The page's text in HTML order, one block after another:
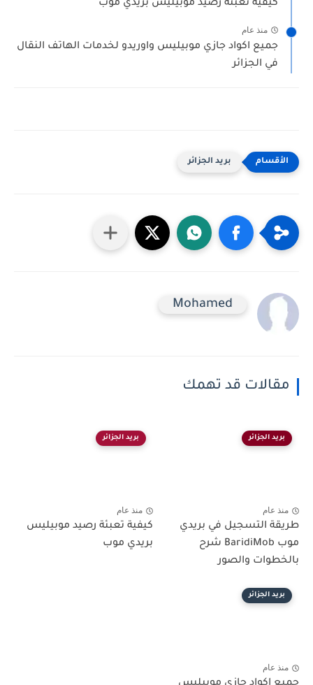
كيفية تعبئة رصيد موبيليس بريدي موب
منذ عام
جميع اكواد جازي موبيليس واوريدو لخدمات الهاتف النقال
في الجزائر
بريد الجزائر
Mohamed
مقالات قد تهمك
بريد الجزائر
منذ عام
طريقة التسجيل في بريدي
موب BaridiMob شرح
بالخطوات والصور
بريد الجزائر
منذ عام
كيفية تعبئة رصيد موبيليس
بريدي موب
بريد الجزائر
منذ عام